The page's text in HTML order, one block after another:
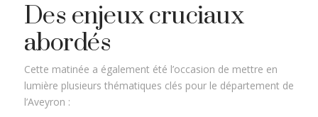
Des enjeux cruciaux
abordés
Cette matinée a également été l’occasion de mettre en
lumière plusieurs thématiques clés pour le département de
l’Aveyron :